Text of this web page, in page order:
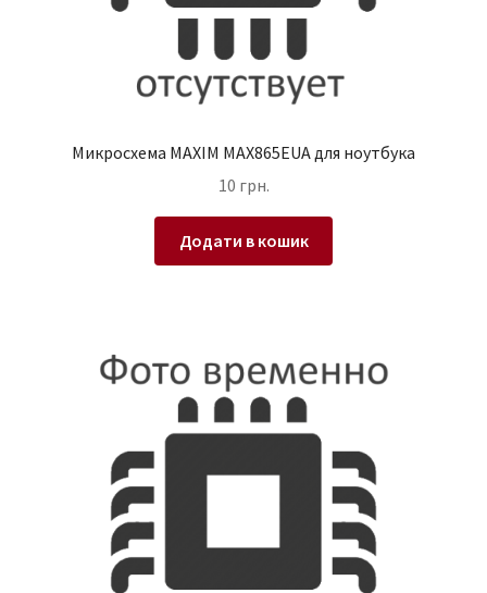
Микросхема MAXIM MAX865EUA для ноутбука
10 грн.
Додати в кошик